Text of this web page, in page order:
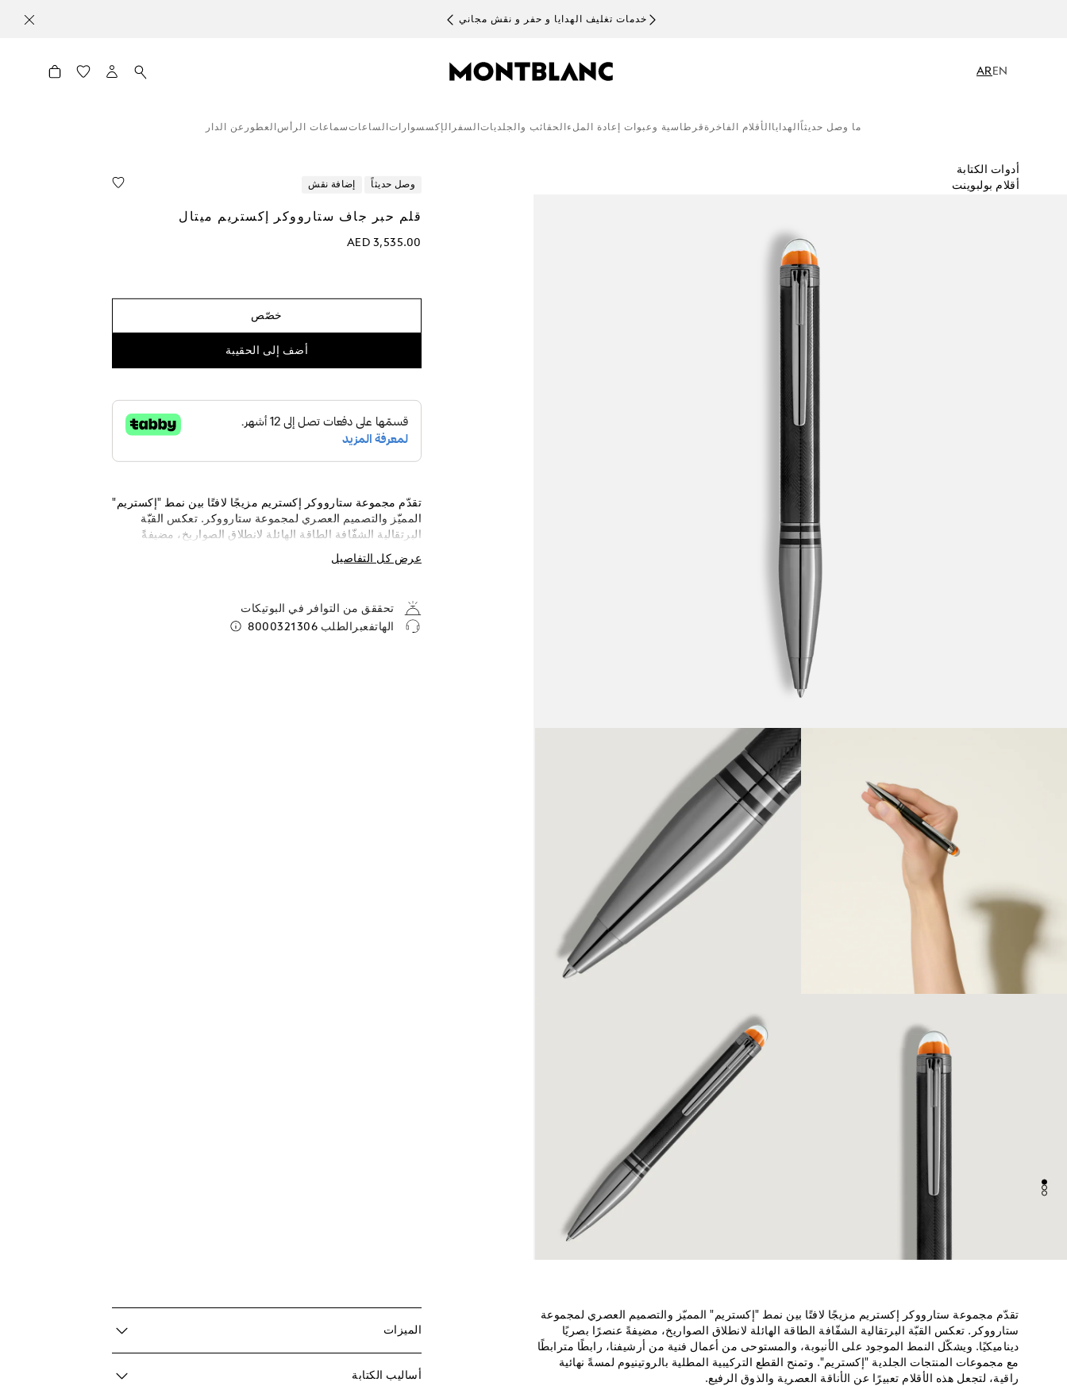
خدمات تغليف الهدايا و حفر و نقش مجاني
EN
AR
ما وصل حديثاً الهدايا الأقلام الفاخرة قرطاسية وعبوات إعادة الملء الحقائب والجلديات السفر الإكسسوارات الساعاتسماعات الرأس العطور عن الدار
أدوات الكتابة
أقلام بولبوينت
وصل حديثاً إضافة نقش
قلم حبر جاف ستارووكر إكستريم ميتال
AED 3,535.00
خصّص
أضف إلى الحقيبة
تقدّم مجموعة ستارووكر إكستريم مزيجًا لافتًا بين نمط "إكستريم"
المميّز والتصميم العصري لمجموعة ستارووكر. تعكس القبّة
البرتقالية الشفّافة الطاقة الهائلة لانطلاق الصواريخ، مضيفةً
عنصرًا بصريًا ديناميكيًا. ويشكّل النمط الموجود على الأنبوبة،
والمستوحى من أعمال فنية من أرشيفنا، رابطًا مترابطًا مع
المطلية بالروتينيوم لمسةً نهائية راقية، لتجعل هذه الأقلام تعبيرًا
عن الأناقة العصرية والذوق الرفيع.
عرض كل التفاصيل
تحققق من التوافر في البوتيكات
الهاتفعبرالطلب 8000321306
تقدّم مجموعة ستارووكر إكستريم مزيجًا لافتًا بين نمط "إكستريم" المميّز والتصميم العصري لمجموعة
ستارووكر. تعكس القبّة البرتقالية الشفّافة الطاقة الهائلة لانطلاق الصواريخ، مضيفةً عنصرًا بصريًا
ديناميكيًا. ويشكّل النمط الموجود على الأنبوبة، والمستوحى من أعمال فنية من أرشيفنا، رابطًا مترابطًا
مع مجموعات المنتجات الجلدية "إكستريم". وتمنح القطع التركيبية المطلية بالروتينيوم لمسةً نهائية
راقية، لتجعل هذه الأقلام تعبيرًا عن الأناقة العصرية والذوق الرفيع.
الميزات
أساليب الكتابة